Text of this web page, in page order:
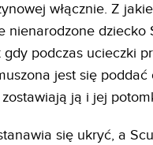
włącznie. Z
nienarodzone dziecko
gdy podczas ucieczki
jest się
ją i jej
się ukryć, a